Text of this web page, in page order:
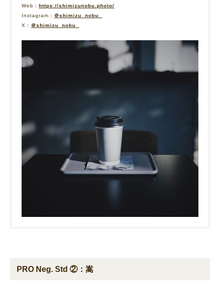
Web： https://shimizunobu.photo/
Instagram： ＠shimizu_nobu_
X： ＠shimizu_nobu_
PRO Neg. Std ②：嵩